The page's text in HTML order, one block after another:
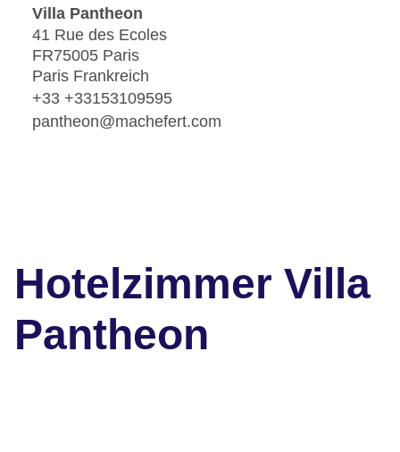
Villa Pantheon
41 Rue des Ecoles
FR75005 Paris
Paris Frankreich
+33 +33153109595
pantheon@machefert.com
Hotelzimmer Villa
Pantheon